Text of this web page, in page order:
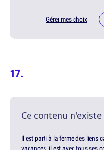
Gérer mes choix
Ce contenu n'existe
Il est parti à la ferme des liens
vacances, il est avec tous ses